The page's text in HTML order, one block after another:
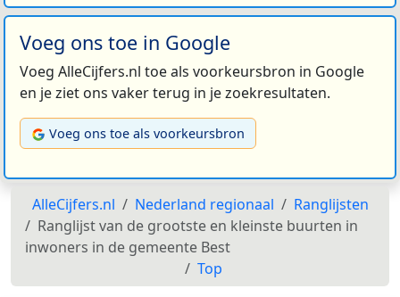
Voeg ons toe in Google
Voeg AlleCijfers.nl toe als voorkeursbron in Google
en je ziet ons vaker terug in je zoekresultaten.
Voeg ons toe als voorkeursbron
AlleCijfers.nl Nederland regionaal
Ranglijsten
Ranglijst van de grootste en kleinste buurten in
inwoners in de gemeente Best
Top